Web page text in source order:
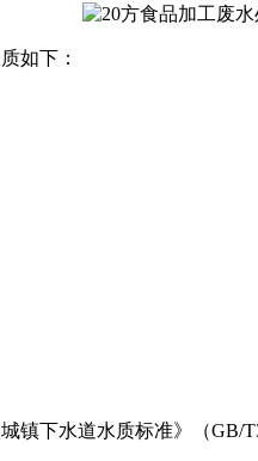
如下：
镇下水道水质标准》（GB/